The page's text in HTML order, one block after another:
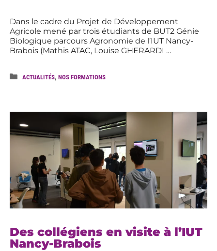
Dans le cadre du Projet de Développement
Agricole mené par trois étudiants de BUT2 Génie
Biologique parcours Agronomie de l’IUT Nancy-
Brabois (Mathis ATAC, Louise GHERARDI …
Catégories
ACTUALITÉS, NOS FORMATIONS
Des collégiens en visite à l’IUT
Nancy-Brabois